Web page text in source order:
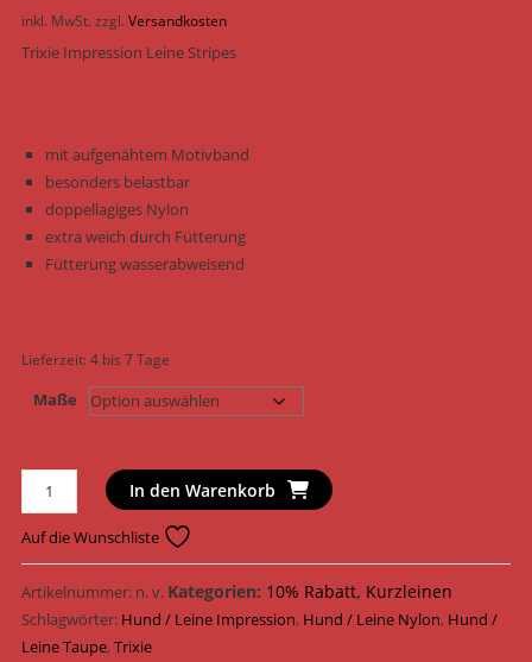
inkl. MwSt. zzgl. Versandkosten
Trixie Impression Leine Stripes
mit aufgenähtem Motivband
besonders belastbar
doppellagiges Nylon
extra weich durch Fütterung
Fütterung wasserabweisend
Lieferzeit:4 bis 7 Tage
Maße
Trixie
Hundeleine
Impression
Leine
Stripes
Nylon
15700
In den Warenkorb
Auf die Wunschliste
Artikelnummer: n. v. Kategorien: 10% Rabatt, Kurzleinen
Schlagwörter: Hund / Leine Impression, Hund / Leine Nylon, Hund /
Leine Taupe,Trixie